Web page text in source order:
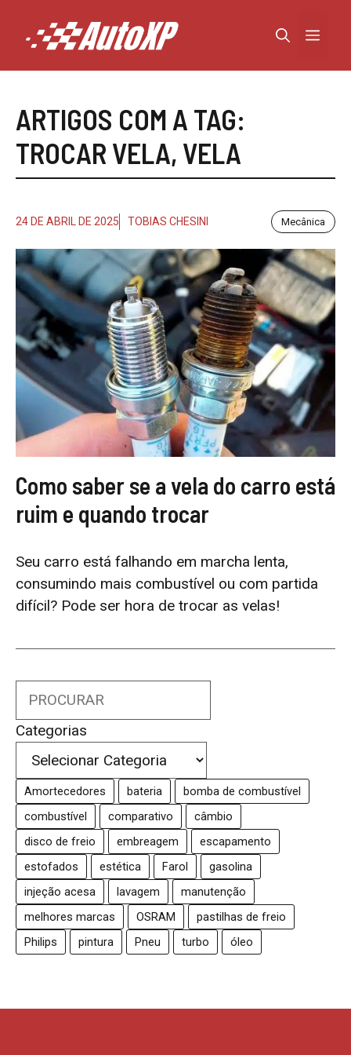
conteúdo
Menu
ARTIGOS COM A TAG:
TROCAR VELA, VELA
24 DE ABRIL DE 2025 TOBIAS CHESINI Mecânica
Como saber se a vela do carro está
ruim e quando trocar
Seu carro está falhando em marcha lenta,
consumindo mais combustível ou com partida
difícil? Pode ser hora de trocar as velas!
Search
Categorias
Amortecedores bateria
bomba de combustível
combustível
comparativo
câmbio
disco de freio
embreagem
escapamento
estofados
estética Farol
gasolina
injeção acesa
lavagem
manutenção
melhores marcas
OSRAM
pastilhas de freio
Philips
pintura Pneu turbo óleo